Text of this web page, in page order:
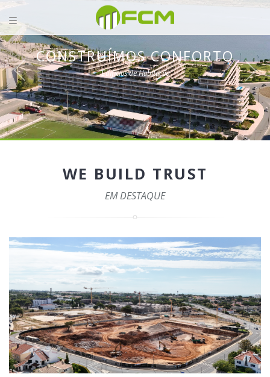
CONSTRUÍMOS CONFORTO
Edifícios de Habitação
WE BUILD TRUST
EM DESTAQUE